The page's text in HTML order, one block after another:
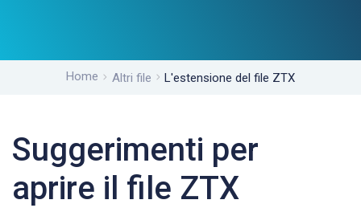
Home Altri file L'estensione del file ZTX
Suggerimenti per
aprire il file ZTX